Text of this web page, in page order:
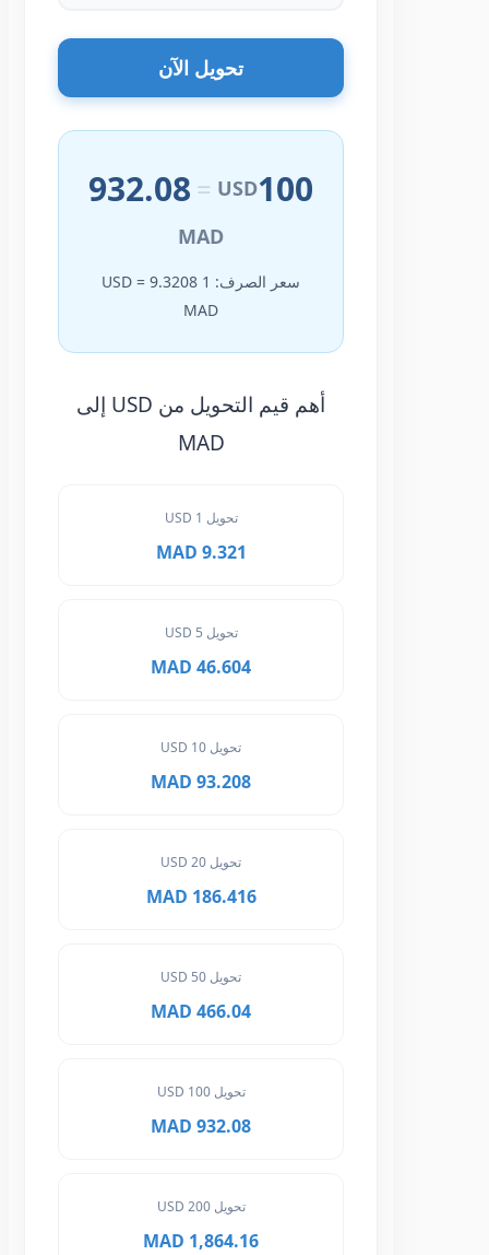
تحويل الآن
100
USD
=
932.08
MAD
سعر الصرف: 1 USD = 9.3208
أهم قيم التحويل من USD إلى
MAD
تحويل 1 USD
9.321 MAD
تحويل 5 USD
46.604 MAD
93.208 MAD
186.416 MAD
466.04 MAD
تحويل 100 USD
932.08 MAD
تحويل 200 USD
1,864.16 MAD